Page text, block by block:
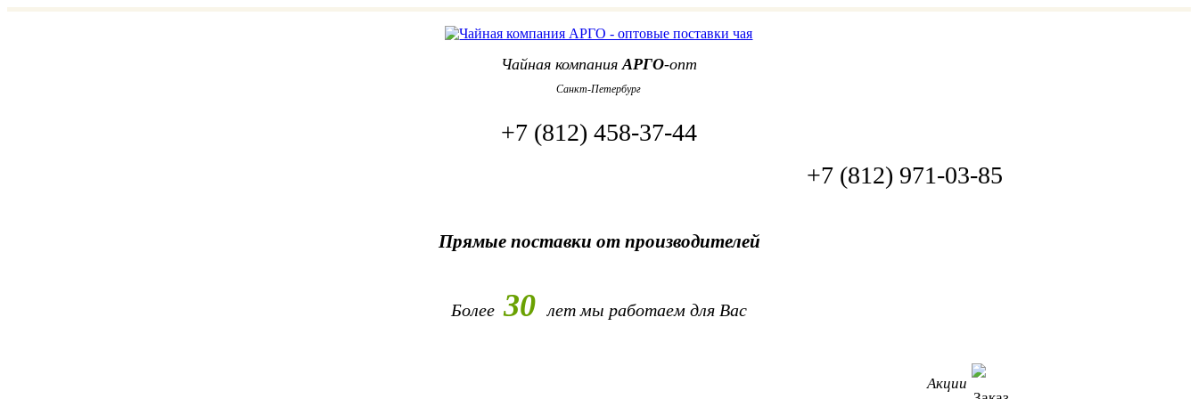
Чайная компанияАРГО-опт
Санкт-Петербург
+7 (812) 458-37-44
+7 (812) 971-03-85
Прямые поставки от производителей
Более30 летмы работаем для Вас
Акции